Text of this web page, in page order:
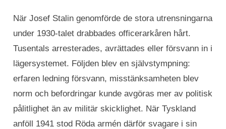
När Josef Stalin genomförde de stora utrensningarna
under 1930-talet drabbades officerarkåren hårt.
Tusentals arresterades, avrättades eller försvann in i
lägersystemet. Följden blev en självstympning:
erfaren ledning försvann, misstänksamheten blev
norm och befordringar kunde avgöras mer av politisk
pålitlighet än av militär skicklighet. När Tyskland
anföll 1941 stod Röda armén därför svagare i sin